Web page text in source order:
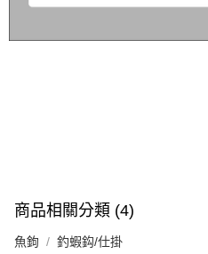
商品相關分類 (4)
魚鉤 釣蝦鈎/仕掛